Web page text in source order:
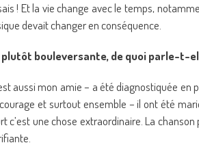
! Et la vie change avec le temps,
devait changer en conséquence.
plutôt bouleversante, de quoi parle-t-
aussi mon amie – a été diagnostiquée en
et surtout ensemble – il ont été
une chose extraordinaire. La chanson